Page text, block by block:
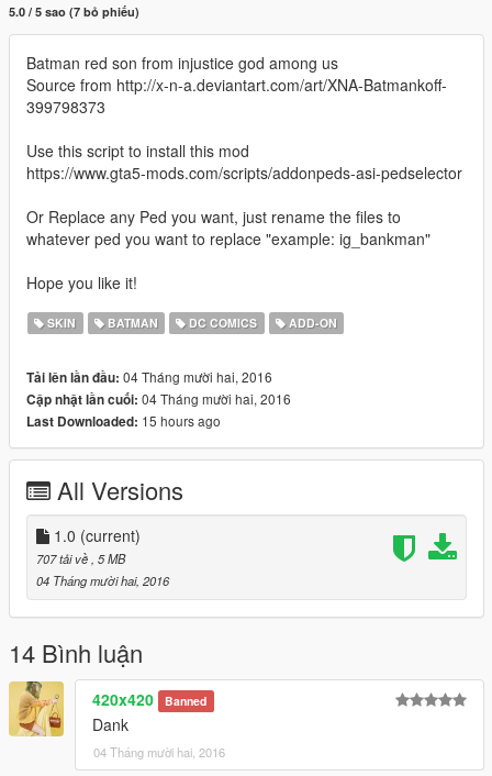
5.0 / 5 sao (7 bỏ phiếu)
Batman red son from injustice god among us
Source from http://x-n-a.deviantart.com/art/XNA-Batmankoff-
399798373
Use this script to install this mod
https://www.gta5-mods.com/scripts/addonpeds-asi-pedselector
Or Replace any Ped you want, just rename the files to
whatever ped you want to replace "example: ig_bankman"
Hope you like it!
SKIN BATMAN DC COMICS ADD-ON
Tải lên lần đầu: 04 Tháng mười hai, 2016
Cập nhật lần cuối: 04 Tháng mười hai, 2016
Last Downloaded: 15 hours ago
All Versions
1.0 (current)
707 tải về , 5 MB
04 Tháng mười hai, 2016
14 Bình luận
420x420 Banned
Dank
04 Tháng mười hai, 2016